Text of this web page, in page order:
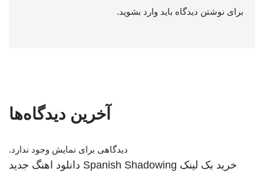
برای نوشتن دیدگاه باید وارد بشوید.
آخرین دیدگاه‌ها
دیدگاهی برای نمایش وجود ندارد.
خرید بک لینک Spanish Shadowing دانلود اهنگ جدید